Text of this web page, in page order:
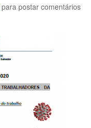
para postar comentários